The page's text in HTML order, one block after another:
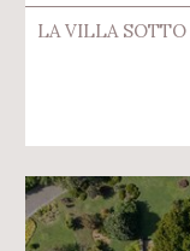
LA VILLA